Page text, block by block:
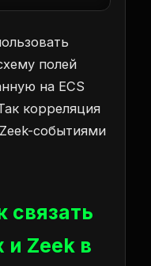
полей
на ECS
корреляция
событиями
связать
и Zeek в